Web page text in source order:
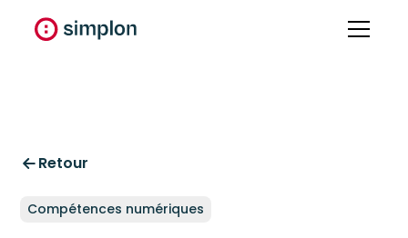
Retour
Compétences numériques